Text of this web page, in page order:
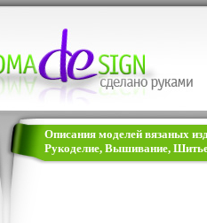
Описания моделей вязаных
Рукоделие, Вышивание,